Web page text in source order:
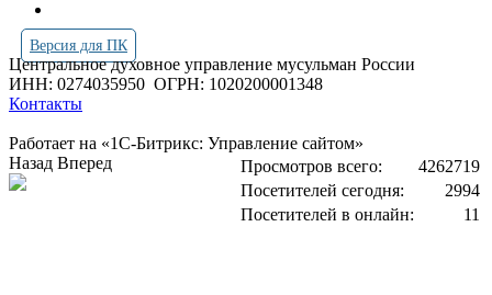
Версия для ПК
Центральное духовное управление мусульман России
ИНН: 0274035950 ОГРН: 1020200001348
Контакты
Работает на «1С-Битрикс: Управление сайтом»
Просмотров всего:
4262719
Посетителей сегодня:
2994
Посетителей в онлайн:
11
Назад Вперед